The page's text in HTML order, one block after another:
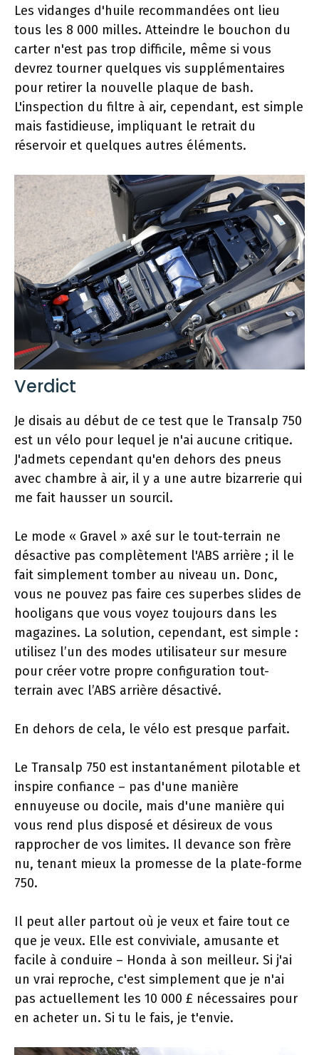
Les vidanges d'huile recommandées ont lieu
tous les 8 000 milles. Atteindre le bouchon du
carter n'est pas trop difficile, même si vous
devrez tourner quelques vis supplémentaires
pour retirer la nouvelle plaque de bash.
L'inspection du filtre à air, cependant, est simple
mais fastidieuse, impliquant le retrait du
réservoir et quelques autres éléments.
Verdict
Je disais au début de ce test que le Transalp 750
est un vélo pour lequel je n'ai aucune critique.
J'admets cependant qu'en dehors des pneus
avec chambre à air, il y a une autre bizarrerie qui
me fait hausser un sourcil.
Le mode « Gravel » axé sur le tout-terrain ne
désactive pas complètement l'ABS arrière ; il le
fait simplement tomber au niveau un. Donc,
vous ne pouvez pas faire ces superbes slides de
hooligans que vous voyez toujours dans les
magazines. La solution, cependant, est simple :
utilisez l’un des modes utilisateur sur mesure
pour créer votre propre configuration tout-
terrain avec l’ABS arrière désactivé.
En dehors de cela, le vélo est presque parfait.
Le Transalp 750 est instantanément pilotable et
inspire confiance – pas d'une manière
ennuyeuse ou docile, mais d'une manière qui
vous rend plus disposé et désireux de vous
rapprocher de vos limites. Il devance son frère
nu, tenant mieux la promesse de la plate-forme
750.
Il peut aller partout où je veux et faire tout ce
que je veux. Elle est conviviale, amusante et
facile à conduire – Honda à son meilleur. Si j'ai
un vrai reproche, c'est simplement que je n'ai
pas actuellement les 10 000 £ nécessaires pour
en acheter un. Si tu le fais, je t'envie.